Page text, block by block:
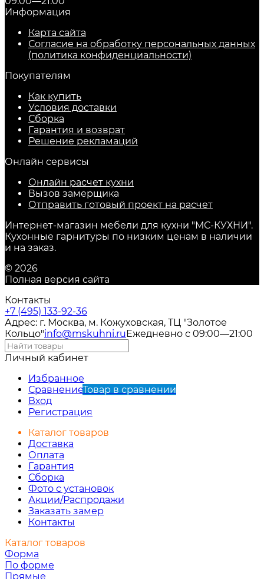
Информация
Карта сайта
Согласие на обработку персональных данных
(политика конфиденциальности)
Покупателям
Как купить
Условия доставки
Сборка
Гарантия и возврат
Решение рекламаций
Онлайн сервисы
Онлайн расчет кухни
Вызов замерщика
Отправить готовый проект на расчет
Интернет-магазин мебели для кухни "МС-КУХНИ".
Кухонные гарнитуры по низким ценам в наличии
и на заказ.
© 2026
Полная версия сайта
Контакты
+7 (495) 133-92-36
Адрес: г. Москва, м. Кожуховская, ТЦ "Золотое
Кольцо"info@mskuhni.ruЕжедневно с 09:00—21:00
Личный кабинет
Избранное
СравнениеТовар в сравнении
Вход
Регистрация
Каталог товаров
Доставка
Оплата
Гарантия
Сборка
Фото с установок
Акции/Распродажи
Заказать замер
Контакты
Каталог товаров
Форма
По форме
Прямые